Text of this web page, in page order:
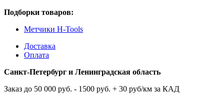
Подборки товаров:
Метчики H-Tools
Доставка
Оплата
Санкт-Петербург и Ленинградская область
Заказ до 50 000 руб. - 1500 руб. + 30 руб/км за КАД